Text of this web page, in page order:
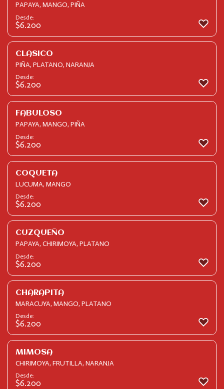
PAPAYA, MANGO, PIÑA
Desde:
$6.200
CLASICO
PIÑA, PLATANO, NARANJA
Desde:
$6.200
FABULOSO
PAPAYA, MANGO, PIÑA
Desde:
$6.200
COQUETA
LUCUMA, MANGO
Desde:
$6.200
CUZQUEÑO
PAPAYA, CHIRIMOYA, PLATANO
Desde:
$6.200
CHARAPITA
MARACUYA, MANGO, PLATANO
Desde:
$6.200
MIMOSA
CHIRIMOYA, FRUTILLA, NARANJA
Desde:
$6.200